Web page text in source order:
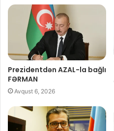
Prezidentdən AZAL-la bağlı
FƏRMAN
Avqust 6, 2026